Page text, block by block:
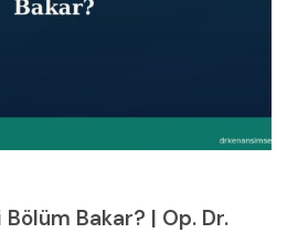
Bölüm Bakar? | Op. Dr.